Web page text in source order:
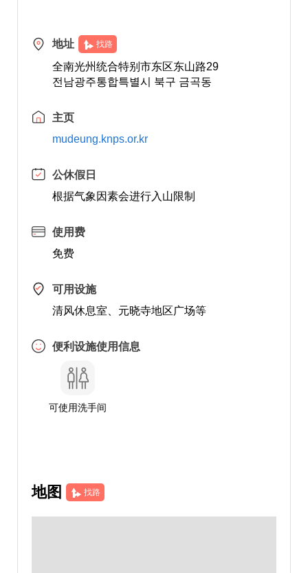
地址 找路
全南光州统合特别市东区东山路29
전남광주통합특별시 북구 금곡동
主页
mudeung.knps.or.kr
公休假日
根据气象因素会进行入山限制
使用费
免费
可用设施
清风休息室、元晓寺地区广场等
便利设施使用信息
可使用洗手间
地图 找路